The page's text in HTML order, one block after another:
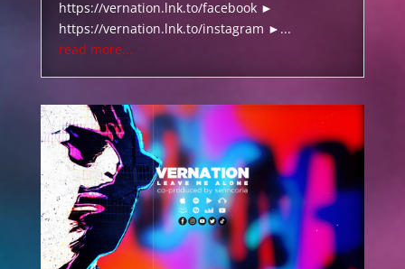
https://vernation.lnk.to/facebook ►
https://vernation.lnk.to/instagram ►...
read more...